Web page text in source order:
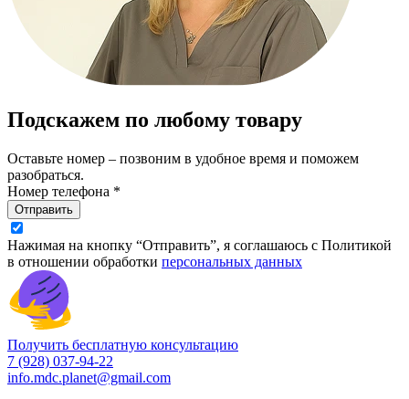
Подскажем по любому товару
Оставьте номер – позвоним в удобное время и поможем
разобраться.
Номер телефона *
Отправить
Нажимая на кнопку “Отправить”, я соглашаюсь с Политикой
в отношении обработки персональных данных
Получить бесплатную консультацию
7 (928) 037-94-22
info.mdc.planet@gmail.com